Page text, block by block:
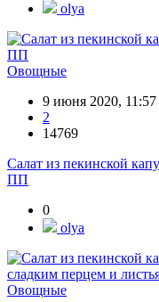
olya
Овощные
9 июня 2020, 11:57
2
14769
Салат из пекинской
ПП
0
olya
Овощные